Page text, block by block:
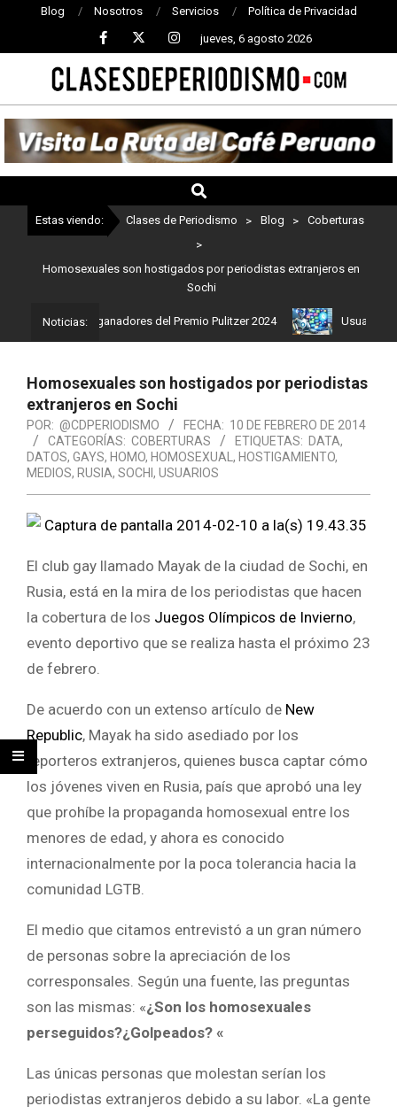
Blog Nosotros Servicios Política de Privacidad
jueves, 6 agosto 2026
CLASES
DE
PERIODISMO
Estas viendo: Clases de Periodismo > Blog >
Coberturas
>
Homosexuales son hostigados por periodistas extranjeros en
Sochi
Noticias:
son los ganadores del Premio Pulitzer 2024 Usuarios de
Homosexuales son hostigados por periodistas
extranjeros en Sochi
POR: @CDPERIODISMO FECHA: 10 DE FEBRERO DE 2014
CATEGORÍAS: COBERTURAS ETIQUETAS: DATA,
DATOS, GAYS, HOMO, HOMOSEXUAL , HOSTIGAMIENTO,
MEDIOS, RUSIA, SOCHI , USUARIOS
El club gay llamado Mayak de la ciudad de Sochi, en
Rusia, está en la mira de los periodistas que hacen
la cobertura de los Juegos Olímpicos de Invierno,
evento deportivo que se realiza hasta el próximo 23
de febrero.
De acuerdo con un extenso artículo de New
Republic, Mayak ha sido asediado por los
reporteros extranjeros, quienes busca captar cómo
los jóvenes viven en Rusia, país que aprobó una ley
que prohíbe la propaganda homosexual entre los
menores de edad, y ahora es conocido
internacionalmente por la poca tolerancia hacia la
comunidad LGTB.
El medio que citamos entrevistó a un gran número
de personas sobre la apreciación de los
corresponsales. Según una fuente, las preguntas
son las mismas: «¿Son los homosexuales
perseguidos?¿Golpeados? «
Las únicas personas que molestan serían los
periodistas extranjeros debido a su labor. «La gente